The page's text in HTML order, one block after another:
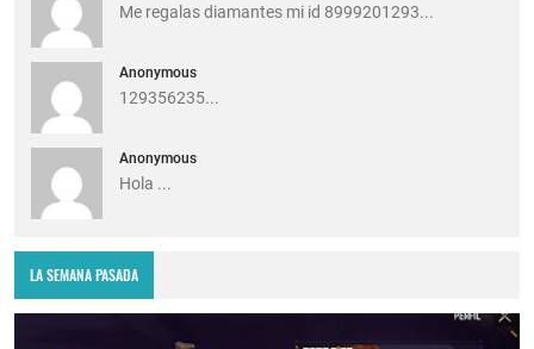
Me regalas diamantes mi id 8999201293...
Anonymous
129356235...
Anonymous
Hola ...
LA SEMANA PASADA